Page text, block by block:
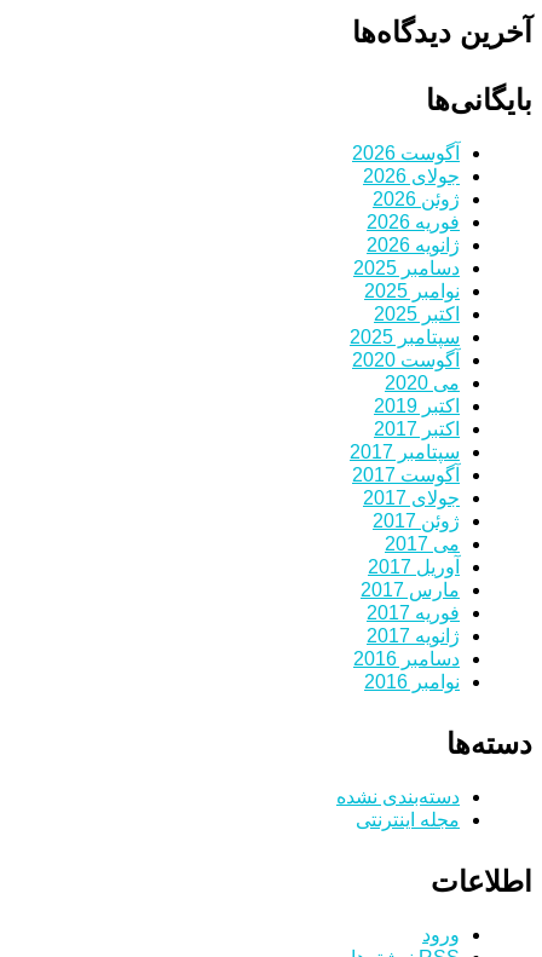
آخرین دیدگاه‌ها
بایگانی‌ها
آگوست 2026
جولای 2026
ژوئن 2026
فوریه 2026
ژانویه 2026
دسامبر 2025
نوامبر 2025
اکتبر 2025
سپتامبر 2025
آگوست 2020
می 2020
اکتبر 2019
اکتبر 2017
سپتامبر 2017
آگوست 2017
جولای 2017
ژوئن 2017
می 2017
آوریل 2017
مارس 2017
فوریه 2017
ژانویه 2017
دسامبر 2016
نوامبر 2016
دسته‌ها
دسته‌بندی نشده
مجله اینترنتی
اطلاعات
ورود